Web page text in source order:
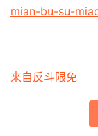
mian-bu-su-
来自反斗限免